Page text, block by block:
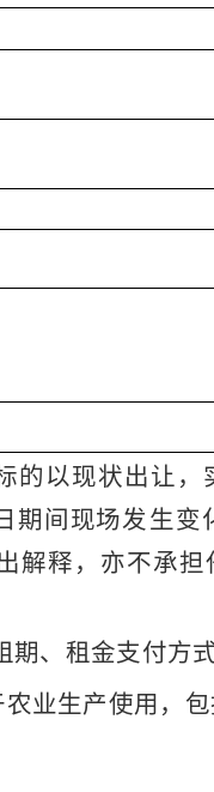
的以现状出让
期间现场发生变
解释，亦不承担
期、租金支付方
业生产使用，